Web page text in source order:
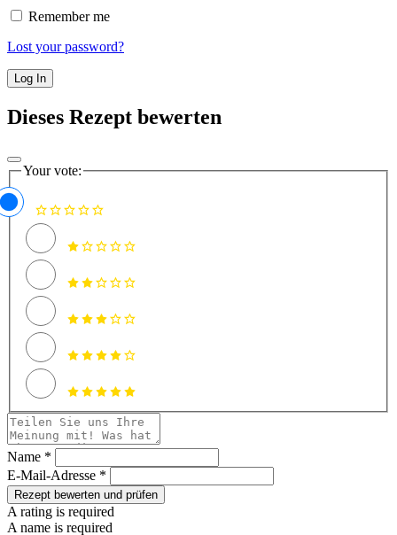
Remember me
Lost your password?
Dieses Rezept bewerten
Your vote:
Name *
E-Mail-Adresse *
Rezept bewerten und prüfen
A rating is required
A name is required